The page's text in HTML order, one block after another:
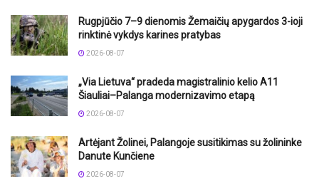
Rugpjūčio 7–9 dienomis Žemaičių apygardos 3-ioji
rinktinė vykdys karines pratybas
2026-08-07
„Via Lietuva“ pradeda magistralinio kelio A11
Šiauliai–Palanga modernizavimo etapą
2026-08-07
Artėjant Žolinei, Palangoje susitikimas su žolininke
Danute Kunčiene
2026-08-07